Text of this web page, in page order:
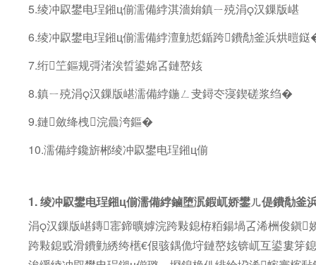
5.绫冲叞鐢电珵鎺ц偂濡備綍淇濇姢鎮ㄧ殑涓汉鏁版嵁
6.绫冲叞鐢电珵鎺ц偂濡備綍澶勭悊鍎跨鐨勪釜浜烘暟
7.绗笁鏂规彁渚涘晢鍙婂叾鏈嶅姟
8.鎮ㄧ殑涓汉鏁版嵁濡備綍鍦ㄥ叏鐞冭寖鍥磋浆绉�
9.鏈斂绛栧浣曟洿鏂�
10.濡備綍鑱旂郴绫冲叞鐢电珵鎺ц偂
1. 绫冲叞鐢电珵鎺ц偂濡備綍鏀堕泦鍜屼娇鐢ㄦ偍鐨勪釜
涓汉鏁版嵁鏄寚鍗曠嫭浣跨敤鎴栫粨鍚堝叾浠栦俊鎭
跨敤鎴戜滑鐨勭綉绔欍€佷骇鍝佹垨鏈嶅姟锛屼互鍙婁笌